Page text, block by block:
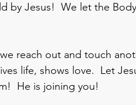
by Jesus!  We let the
reach out and touch
life, shows love.  Let
He is joining you!